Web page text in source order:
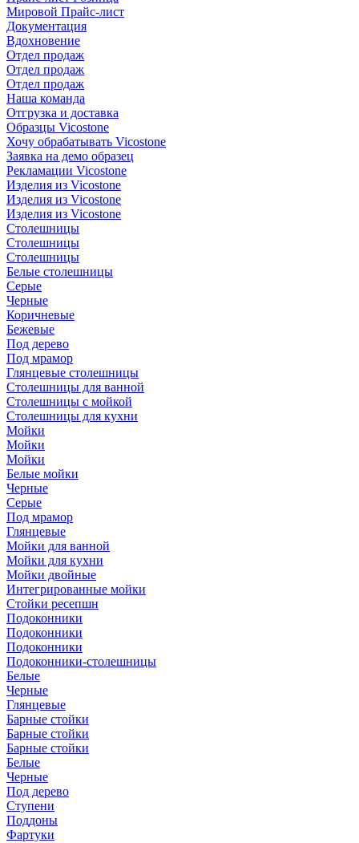
Мировой Прайс-лист
Документация
Вдохновение
Отдел продаж
Отдел продаж
Отдел продаж
Наша команда
Отгрузка и доставка
Образцы Vicostone
Хочу обрабатывать Vicostone
Заявка на демо образец
Рекламации Vicostone
Изделия из Vicostone
Изделия из Vicostone
Изделия из Vicostone
Столешницы
Столешницы
Столешницы
Белые столешницы
Серые
Черные
Коричневые
Бежевые
Под дерево
Под мрамор
Глянцевые столешницы
Столешницы для ванной
Столешницы с мойкой
Столешницы для кухни
Мойки
Мойки
Мойки
Белые мойки
Черные
Серые
Под мрамор
Глянцевые
Мойки для ванной
Мойки для кухни
Мойки двойные
Интегрированные мойки
Стойки ресепшн
Подоконники
Подоконники
Подоконники
Подоконники-столешницы
Белые
Черные
Глянцевые
Барные стойки
Барные стойки
Барные стойки
Белые
Черные
Под дерево
Ступени
Поддоны
Фартуки